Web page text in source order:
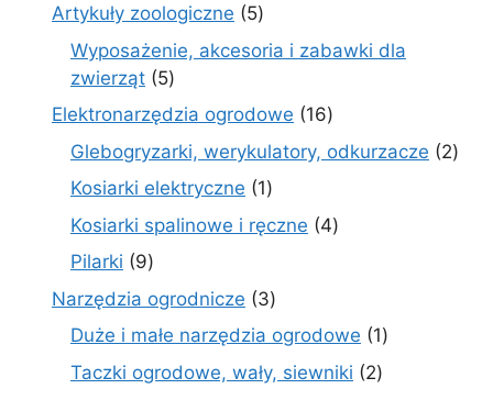
Artykuły zoologiczne 55
produktów
Wyposażenie, akcesoria i zabawki dla
zwierząt 55
produktów
Elektronarzędzia ogrodowe 1616
produktów
Glebogryzarki, werykulatory, odkurzacze 22
Kosiarki elektryczne 11
produkt
Kosiarki spalinowe i ręczne 44
Pilarki 99
produktów
Narzędzia ogrodnicze 33
produkty
Duże i małe narzędzia ogrodowe 11
Taczki ogrodowe, wały, siewniki 22